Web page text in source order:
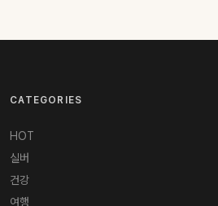
CATEGORIES
HOT
실버
건강
여행